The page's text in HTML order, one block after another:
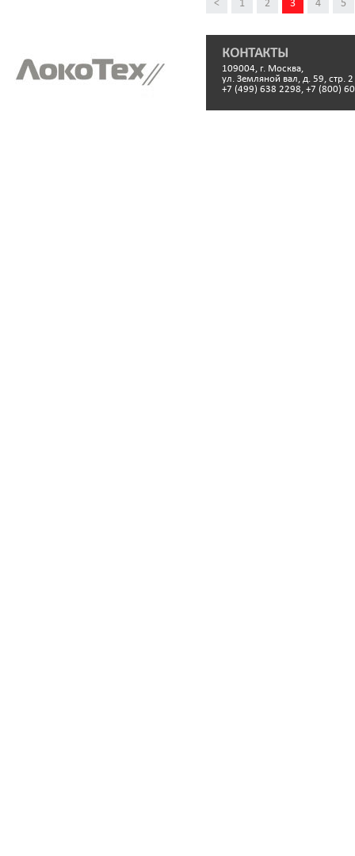
< 1 2 3 4 5
КОНТАКТЫ
109004, г. Москва,
ул. Земляной вал, д. 59, стр. 2
+7 (499) 638 2298, +7 (800)